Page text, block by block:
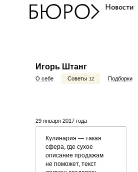
Новости
Игорь Штанг
О себе Советы 12 Подборки
29 января 2017 года
Кулинария — такая
сфера, где сухое
описание продажам
не поможет, текст